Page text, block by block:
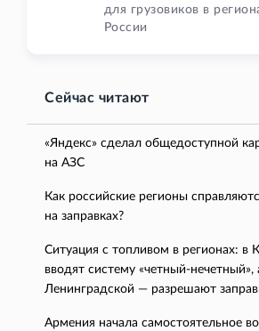
для грузовиков в
России
Сейчас читают
«Яндекс» сделал общедоступной
на АЗС
Как российские регионы
на заправках?
Ситуация с топливом в регионах: в
вводят систему «четный-нечетный»,
Ленинградской — разрешают
Армения начала самостоятельное